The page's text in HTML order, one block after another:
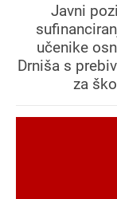
Javni
učenike
Drniša s
za